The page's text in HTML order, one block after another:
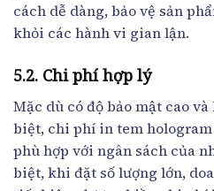
cách dễ dàng, bảo vệ sản
khỏi các hành vi gian lận.
5.2. Chi phí hợp lý
Mặc dù có độ bảo mật cao
biệt, chi phí in tem hologram
phù hợp với ngân sách của
biệt, khi đặt số lượng lớn,